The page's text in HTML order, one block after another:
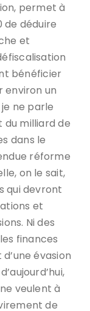
permet à
de déduire
et
bénéficier
environ un
ne parle
du milliard de
dans le
réforme
on le sait,
qui devront
et
Ni des
finances
évasion
veulent à
de